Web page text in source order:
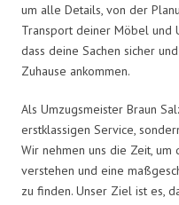
um alle Details, von der
Transport deiner Möbel und
dass deine Sachen sicher
Zuhause ankommen.
Als Umzugsmeister Braun
erstklassigen Service,
Wir nehmen uns die Zeit,
verstehen und eine
zu finden. Unser Ziel ist es,